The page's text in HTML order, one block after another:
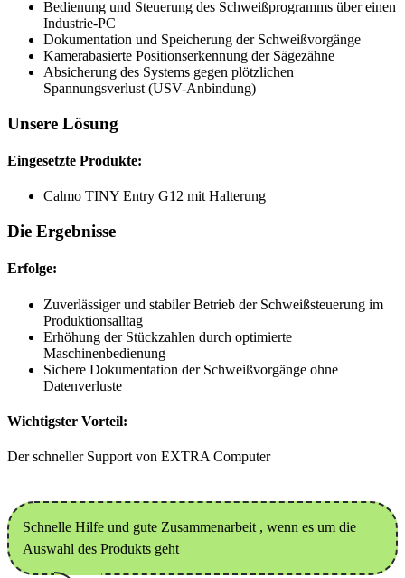
Bedienung und Steuerung des Schweißprogramms über einen
Industrie-PC
Dokumentation und Speicherung der Schweißvorgänge
Kamerabasierte Positionserkennung der Sägezähne
Absicherung des Systems gegen plötzlichen
Spannungsverlust (USV-Anbindung)
Unsere Lösung
Eingesetzte Produkte:
Calmo TINY Entry G12 mit Halterung
Die Ergebnisse
Erfolge:
Zuverlässiger und stabiler Betrieb der Schweißsteuerung im
Produktionsalltag
Erhöhung der Stückzahlen durch optimierte
Maschinenbedienung
Sichere Dokumentation der Schweißvorgänge ohne
Datenverluste
Wichtigster Vorteil:
Der schneller Support von EXTRA Computer
Schnelle Hilfe und gute Zusammenarbeit , wenn es um die
Auswahl des Produkts geht